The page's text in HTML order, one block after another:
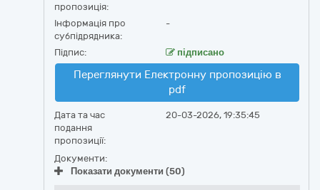
пропозиція:
Інформація про
субпідрядника:
-
Підпис: підписано
Переглянути Електронну пропозицію в
pdf
Дата та час
подання
пропозиції:
20-03-2026, 19:35:45
Документи:
Показати документи (50)